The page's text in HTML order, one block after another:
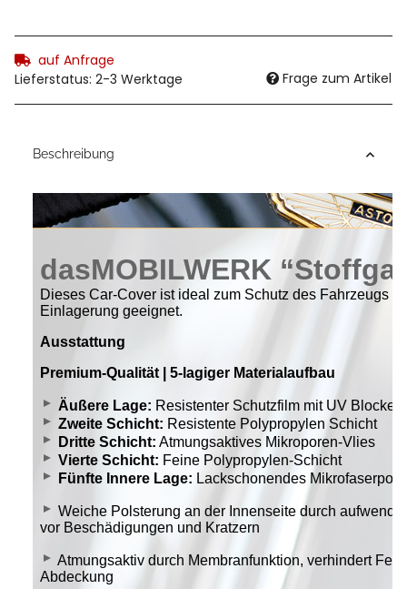
auf Anfrage
Lieferstatus: 2-3 Werktage
Frage zum Artikel
Beschreibung